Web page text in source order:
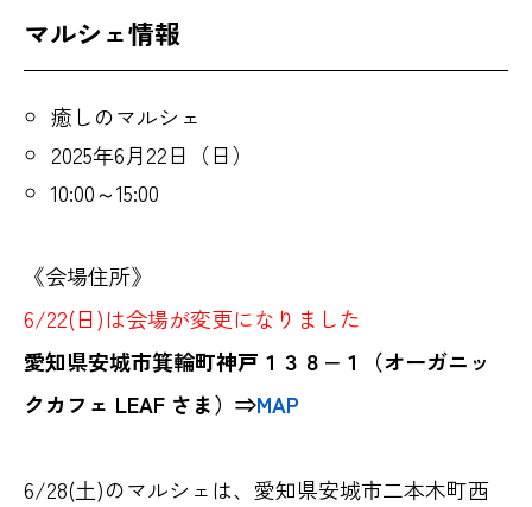
マルシェ情報
癒しのマルシェ
2025年6月22日（日）
10:00～15:00
《会場住所》
6/22(日)は会場が変更になりました
愛知県安城市箕輪町神戸１３８−１（オーガニッ
クカフェ LEAF さま）⇒MAP
6/28(土)のマルシェは、愛知県安城市二本木町西